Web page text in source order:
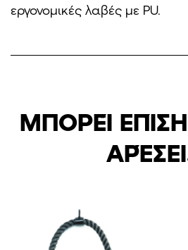
εργονομικές λαβές με PU.
ΜΠΟΡΕΊ